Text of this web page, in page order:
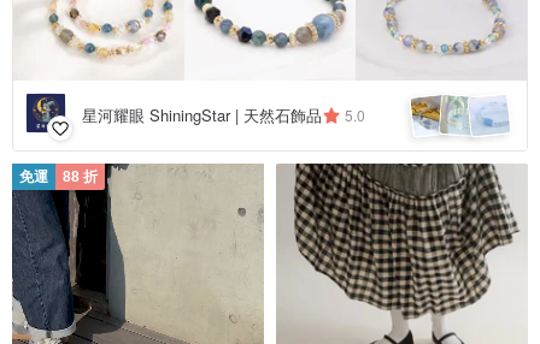
星河耀眼 ShiningStar | 天然石飾品 5.0
免運 88 折